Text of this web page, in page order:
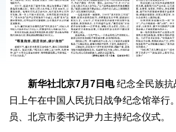
新华社北京7月7日电纪念全民族
日上午在中国人民抗日战争纪念馆举行
员、北京市委书记尹力主持纪念仪式。